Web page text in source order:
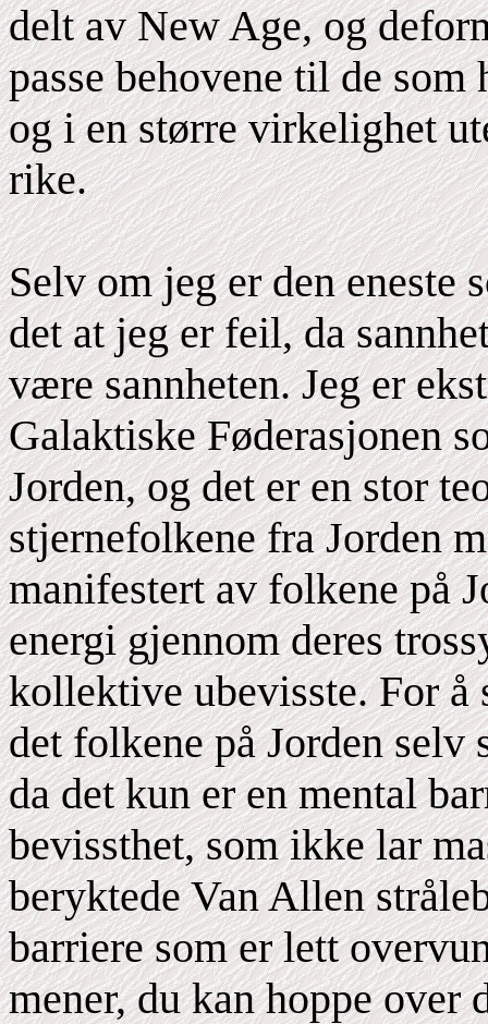
delt av New Age, og
passe behovene til de
og i en større virkelighet
rike.
Selv om jeg er den eneste
det at jeg er feil, da
være sannheten. Jeg er
Galaktiske Føderasjonen
Jorden, og det er en stor
stjernefolkene fra Jorden
manifestert av folkene på
energi gjennom deres
kollektive ubevisste. For å
det folkene på Jorden selv
da det kun er en mental
bevissthet, som ikke lar
beryktede Van Allen
barriere som er lett
mener, du kan hoppe over